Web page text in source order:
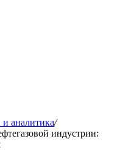
аналитика/
индустрии: